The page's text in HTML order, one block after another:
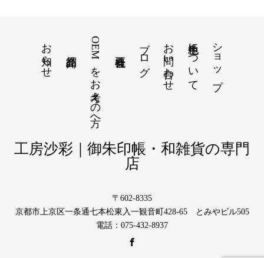
お知らせ OEMをお考えの方へ ブログ お問い合わせ 色生地について ショップ
工房沙彩｜御朱印帳・和雑貨の専門
店
〒602-8335
京都市上京区一条通七本松東入一観音町428-65 とみやビル505
電話：075-432-8937